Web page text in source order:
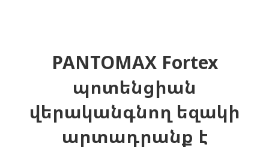
PANTOMAX Fortex
պոտենցիան
վերականգնող եզակի
արտադրանք է